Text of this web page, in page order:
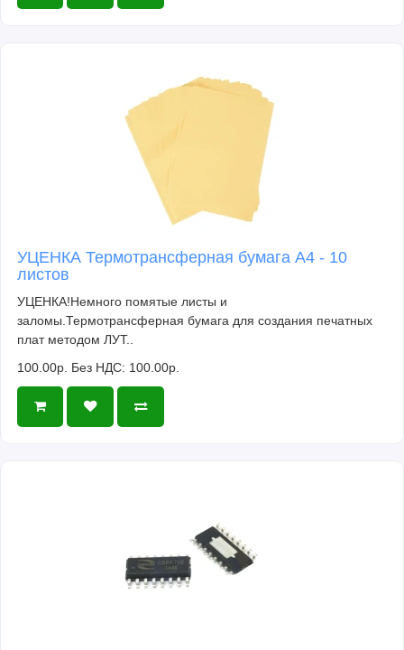
УЦЕНКА Термотрансферная бумага А4 - 10
листов
УЦЕНКА!Немного помятые листы и
заломы.Термотрансферная бумага для создания печатных
плат методом ЛУТ..
100.00р. Без НДС: 100.00р.